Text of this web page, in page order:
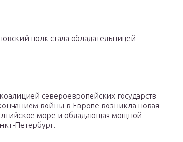
полк стала обладательницей
североевропейских государств
войны в Европе возникла новая
море и обладающая мощной
Петербург.